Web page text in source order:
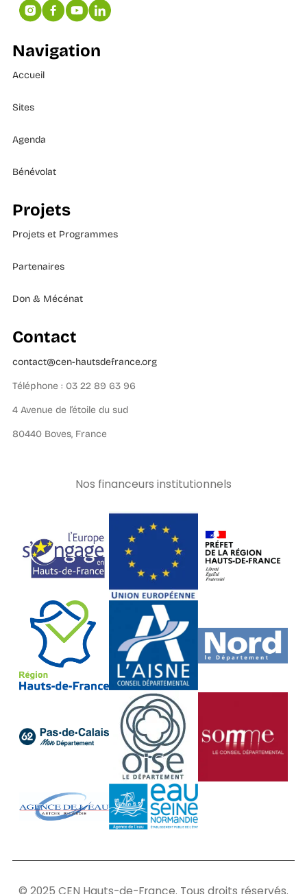
Navigation
Accueil
Sites
Agenda
Bénévolat
Projets
Projets et Programmes
Partenaires
Don & Mécénat
Contact
contact@cen-hautsdefrance.org
Téléphone : 03 22 89 63 96
4 Avenue de l’étoile du sud
80440 Boves, France
Nos financeurs institutionnels
© 2025 CEN Hauts-de-France. Tous droits réservés.